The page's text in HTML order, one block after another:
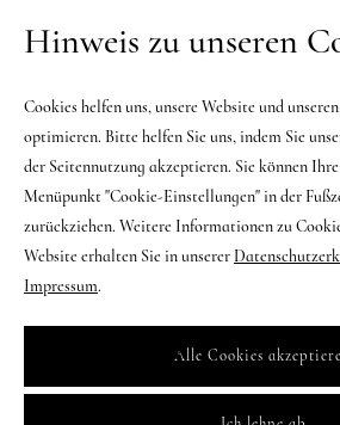
Hinweis zu unseren
Cookies helfen uns, unsere Website und
optimieren. Bitte helfen Sie uns, indem Sie
der Seitennutzung akzeptieren. Sie können
Menüpunkt "Cookie-Einstellungen" in der
zurückziehen. Weitere Informationen zu
Website erhalten Sie in unserer
Impressum.
Alle Cookies